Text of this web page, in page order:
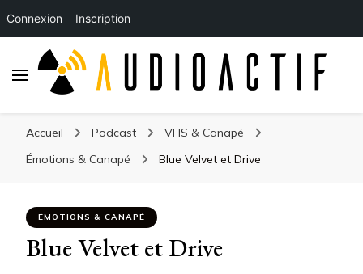
Connexion Inscription
Accueil Podcast
VHS & Canapé
Émotions & Canapé
Blue Velvet et Drive
ÉMOTIONS & CANAPÉ
Blue Velvet et Drive